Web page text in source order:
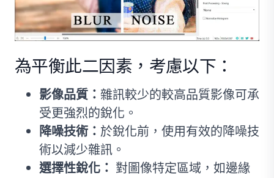
為平衡此二因素，考慮以下：
影像品質： 雜訊較少的較高品質影像可承
受更強烈的銳化。
降噪技術： 於銳化前，使用有效的降噪技
術以減少雜訊。
選擇性銳化： 對圖像特定區域，如邊緣